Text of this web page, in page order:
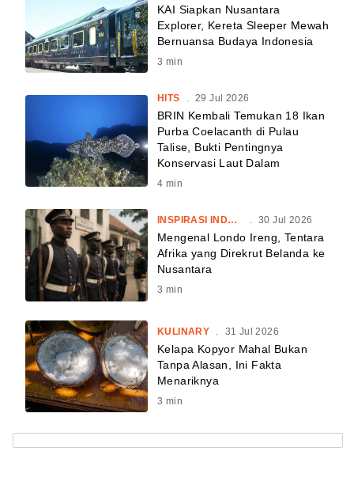
KAI Siapkan Nusantara
Explorer, Kereta Sleeper Mewah
Bernuansa Budaya Indonesia
3 min
HITS . 29 Jul 2026
BRIN Kembali Temukan 18 Ikan
Purba Coelacanth di Pulau
Talise, Bukti Pentingnya
Konservasi Laut Dalam
4 min
INSPIRASI INDONESIA . 30 Jul 2026
Mengenal Londo Ireng, Tentara
Afrika yang Direkrut Belanda ke
Nusantara
3 min
KULINARY 31 Jul 2026
Kelapa Kopyor Mahal Bukan
Tanpa Alasan, Ini Fakta
Menariknya
3 min